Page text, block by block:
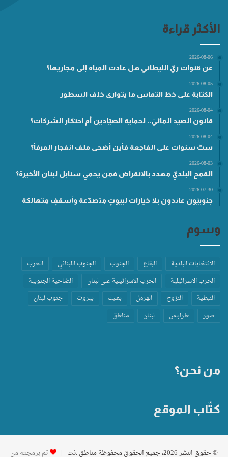
الأكثر قراءة
2026-08-06
عن قنوات ريّ الليطاني هل عادت المياه إلى مجاريها؟
2026-08-05
الكتابة على خطّ التماس ما يتوارى خلف السطور
2026-08-04
قانون الصيد المائيّ.. لحماية الصيّادين أم احتكار الشركات؟
2026-08-04
ستّ سنوات على الفاجعة فأين أضحى ملف انفجار المرفأ؟
2026-08-03
القمح البلديّ مهدد بالانقراض فمن يحمي سنابل لبنان الأخيرة؟
2026-07-30
جنوبيّون عائدون بلا خيارات لبيوتٍ متصدّعة وأسقفٍ متهالكة
وسوم
الانتخابات البلدية البقاع الجنوب الجنوب اللبناني
الحرب
الحرب الاسرائيلية
الحرب الاسرائيلية على لبنان
الضاحية الجنوبية
النبطية
النزوح الهرمل بعلبك بيروت
جنوب لبنان
صور
طرابلس لبنان مناطق
من نحن؟
كتّاب الموقع
© حقوق النشر 2026، جميع الحقوق محفوظة مناطق .نت | تم برمجته من